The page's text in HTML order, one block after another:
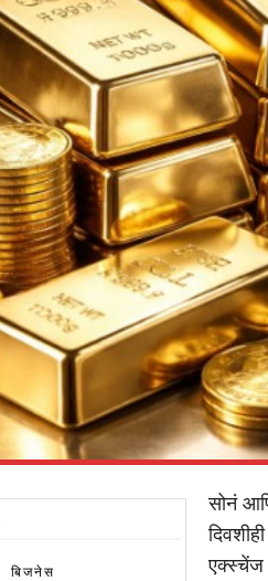
बिजनेस
सोनं
एक्स्चेंज